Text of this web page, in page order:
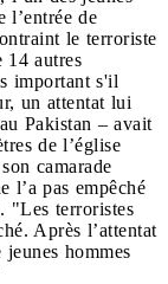
l’entrée de
le terroriste
14 autres
important s'il
un attentat lui
Pakistan – avait
de l’église
camarade
l’a pas empêché
"Les terroristes
Après l’attentat
hommes